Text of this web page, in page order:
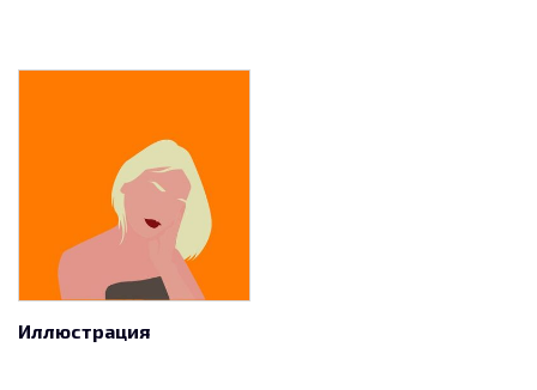
Иллюстрация